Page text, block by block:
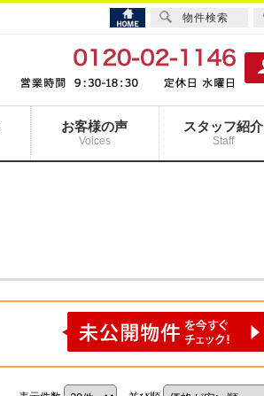
お客様の声
Voices
スタッフ紹介
Staff
物件検索